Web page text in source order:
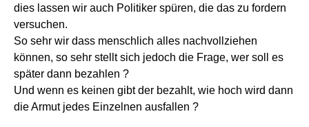
dies lassen wir auch Politiker spüren, die das zu fordern
versuchen.
So sehr wir dass menschlich alles nachvollziehen
können, so sehr stellt sich jedoch die Frage, wer soll es
später dann bezahlen ?
Und wenn es keinen gibt der bezahlt, wie hoch wird dann
die Armut jedes Einzelnen ausfallen ?